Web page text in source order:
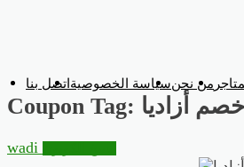
المحتوى
من نحنسياسة الخصوصية اتصل بنا
Coupon Tag: أزاديا
wadi